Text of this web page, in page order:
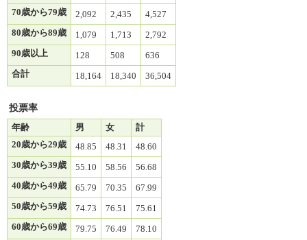
70歳から79歳
2,092 2,435
4,527
80歳から89歳
1,079 1,713
2,792
90歳以上
128 508
636
合計
18,164 18,340 36,504
投票率
年齢
男 女
計
20歳から29歳
48.85 48.31
48.60
30歳から39歳
55.10 58.56
56.68
40歳から49歳
65.79 70.35
67.99
50歳から59歳
74.73 76.51
75.61
60歳から69歳
79.75 76.49
78.10